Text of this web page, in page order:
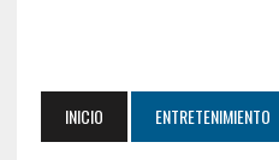
INICIO ENTRETENIMIENTO